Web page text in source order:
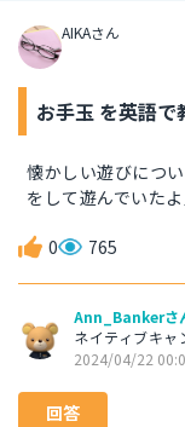
AIKAさん
お手玉 を英語で
懐かしい遊びにつ
をして遊んでいた
0 765
Ann_Bankerさ
ネイティブキ
2024/04/22
回答